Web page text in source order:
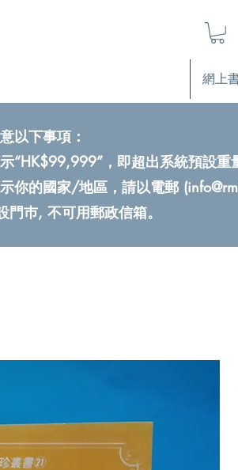
網上
以下事項：
“HK$99,999”，即超出系統預設重
你的國家/地區，請以電郵 (
門巿, 不可用郵政信箱。